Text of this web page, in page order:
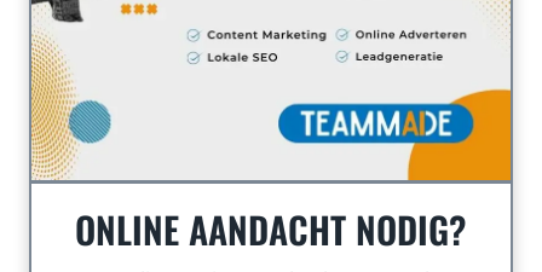
ONLINE AANDACHT NODIG?